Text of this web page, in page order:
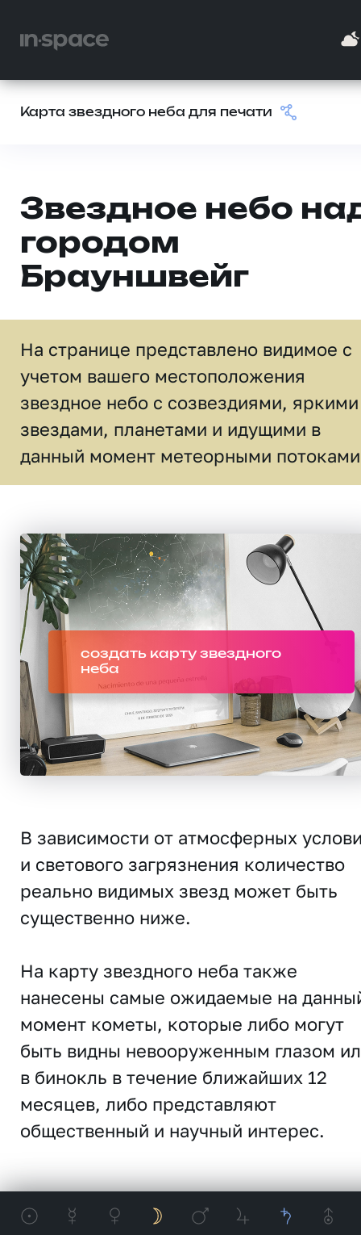
Карта звездного неба для печати
Звездное небо
городом
Брауншвейг
На странице представлено видимое c
учетом вашего местоположения
звездное небо c созвездиями, яркими
звездами, планетами и идущими в
данный момент метеорными
создать карту звездного
неба
В зависимости от атмосферных
и светового загрязнения количество
реально видимых звезд может быть
существенно ниже.
На карту звездного неба также
нанесены самые ожидаемые на
момент кометы, которые либо могут
быть видны невооруженным глазом
в бинокль в течение ближайших 12
месяцев, либо представляют
общественный и научный интерес.